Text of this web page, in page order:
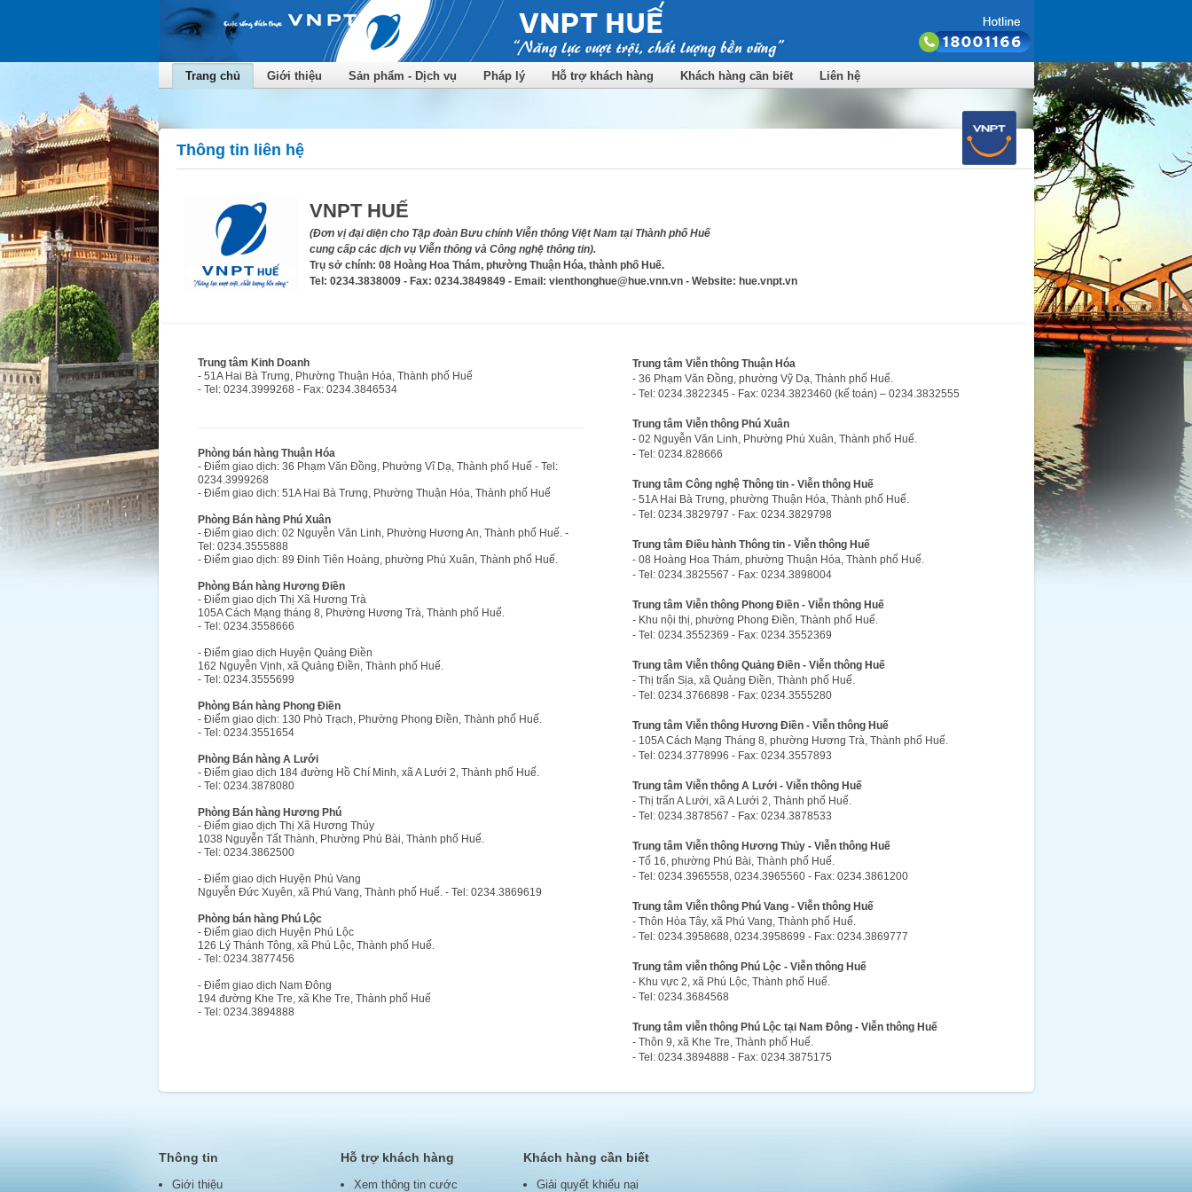
Trang chủ Giới thiệu Sản phẩm - Dịch vụ Pháp lý Hỗ trợ khách hàng Khách hàng cần biết Liên hệ
Thông tin liên hệ
VNPT HUẾ
(Đơn vị đại diện cho Tập đoàn Bưu chính Viễn thông Việt Nam tại Thành phố Huế
cung cấp các dịch vụ Viễn thông và Công nghệ thông tin).
Trụ sở chính: 08 Hoàng Hoa Thám, phường Thuận Hóa, thành phố Huế.
Tel: 0234.3838009 - Fax: 0234.3849849 - Email: vienthonghue@hue.vnn.vn - Website: hue.vnpt.vn
Trung tâm Kinh Doanh
- 51A Hai Bà Trưng, Phường Thuận Hóa, Thành phố Huế
- Tel: 0234.3999268 - Fax: 0234.3846534
Phòng bán hàng Thuận Hóa
- Điểm giao dịch: 36 Phạm Văn Đồng, Phường Vĩ Dạ, Thành phố Huế - Tel:
0234.3999268
- Điểm giao dịch: 51A Hai Bà Trưng, Phường Thuận Hóa, Thành phố Huế
Phòng Bán hàng Phú Xuân
- Điểm giao dịch: 02 Nguyễn Văn Linh, Phường Hương An, Thành phố Huế. -
Tel: 0234.3555888
- Điểm giao dịch: 89 Đinh Tiên Hoàng, phường Phú Xuân, Thành phố Huế.
Phòng Bán hàng Hương Điền
- Điểm giao dịch Thị Xã Hương Trà
105A Cách Mạng tháng 8, Phường Hương Trà, Thành phố Huế.
- Tel: 0234.3558666
- Điểm giao dịch Huyện Quảng Điền
162 Nguyễn Vịnh, xã Quảng Điền, Thành phố Huế.
- Tel: 0234.3555699
Phòng Bán hàng Phong Điền
- Điểm giao dịch: 130 Phò Trạch, Phường Phong Điền, Thành phố Huế.
- Tel: 0234.3551654
Phòng Bán hàng A Lưới
- Điểm giao dịch 184 đường Hồ Chí Minh, xã A Lưới 2, Thành phố Huế.
- Tel: 0234.3878080
Phòng Bán hàng Hương Phú
- Điểm giao dịch Thị Xã Hương Thủy
1038 Nguyễn Tất Thành, Phường Phú Bài, Thành phố Huế.
- Tel: 0234.3862500
- Điểm giao dịch Huyện Phú Vang
Nguyễn Đức Xuyên, xã Phú Vang, Thành phố Huế. - Tel: 0234.3869619
Phòng bán hàng Phú Lộc
- Điểm giao dịch Huyện Phú Lộc
126 Lý Thánh Tông, xã Phú Lộc, Thành phố Huế.
- Tel: 0234.3877456
- Điểm giao dịch Nam Đông
194 đường Khe Tre, xã Khe Tre, Thành phố Huế
- Tel: 0234.3894888
Trung tâm Viễn thông Thuận Hóa
- 36 Phạm Văn Đồng, phường Vỹ Dạ, Thành phố Huế.
- Tel: 0234.3822345 - Fax: 0234.3823460 (kế toán) – 0234.3832555
Trung tâm Viễn thông Phú Xuân
- 02 Nguyễn Văn Linh, Phường Phú Xuân, Thành phố Huế.
- Tel: 0234.828666
Trung tâm Công nghệ Thông tin - Viễn thông Huế
- 51A Hai Bà Trưng, phường Thuận Hóa, Thành phố Huế.
- Tel: 0234.3829797 - Fax: 0234.3829798
Trung tâm Điều hành Thông tin - Viễn thông Huế
- 08 Hoàng Hoa Thám, phường Thuận Hóa, Thành phố Huế.
- Tel: 0234.3825567 - Fax: 0234.3898004
Trung tâm Viễn thông Phong Điền - Viễn thông Huế
- Khu nội thị, phường Phong Điền, Thành phố Huế.
- Tel: 0234.3552369 - Fax: 0234.3552369
Trung tâm Viễn thông Quảng Điền - Viễn thông Huế
- Thị trấn Sịa, xã Quảng Điền, Thành phố Huế.
- Tel: 0234.3766898 - Fax: 0234.3555280
Trung tâm Viễn thông Hương Điền - Viễn thông Huế
- 105A Cách Mạng Tháng 8, phường Hương Trà, Thành phố Huế.
- Tel: 0234.3778996 - Fax: 0234.3557893
Trung tâm Viễn thông A Lưới - Viễn thông Huế
- Thị trấn A Lưới, xã A Lưới 2, Thành phố Huế.
- Tel: 0234.3878567 - Fax: 0234.3878533
Trung tâm Viễn thông Hương Thủy - Viễn thông Huế
- Tổ 16, phường Phú Bài, Thành phố Huế.
- Tel: 0234.3965558, 0234.3965560 - Fax: 0234.3861200
Trung tâm Viễn thông Phú Vang - Viễn thông Huế
- Thôn Hòa Tây, xã Phú Vang, Thành phố Huế.
- Tel: 0234.3958688, 0234.3958699 - Fax: 0234.3869777
Trung tâm viễn thông Phú Lộc - Viễn thông Huế
- Khu vực 2, xã Phú Lộc, Thành phố Huế.
- Tel: 0234.3684568
Trung tâm viễn thông Phú Lộc tại Nam Đông - Viễn thông Huế
- Thôn 9, xã Khe Tre, Thành phố Huế.
- Tel: 0234.3894888 - Fax: 0234.3875175
Thông tin
Giới thiệu
Hỗ trợ khách hàng
Xem thông tin cước
Khách hàng cần biết
Giải quyết khiếu nại